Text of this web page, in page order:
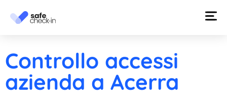
Controllo accessi
azienda a Acerra